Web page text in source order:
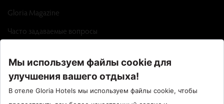
Gloria Magazine
Часто задаваемые вопросы